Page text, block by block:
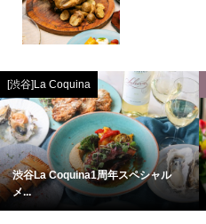
[渋谷]La Coquina
渋谷La Coquina1周年スペシャル
メ...